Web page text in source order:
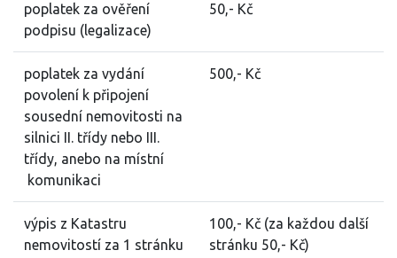
poplatek za ověření
podpisu (legalizace)
50,- Kč
poplatek za vydání
povolení k připojení
sousední nemovitosti na
silnici II. třídy nebo III.
třídy, anebo na místní
komunikaci
500,- Kč
výpis z Katastru
nemovitostí za 1 stránku
100,- Kč (za každou další
stránku 50,- Kč)